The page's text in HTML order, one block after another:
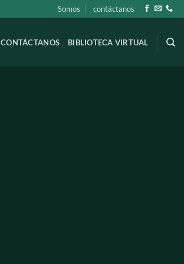
Somos contáctanos
CONTÁCTANOS BIBLIOTECA VIRTUAL